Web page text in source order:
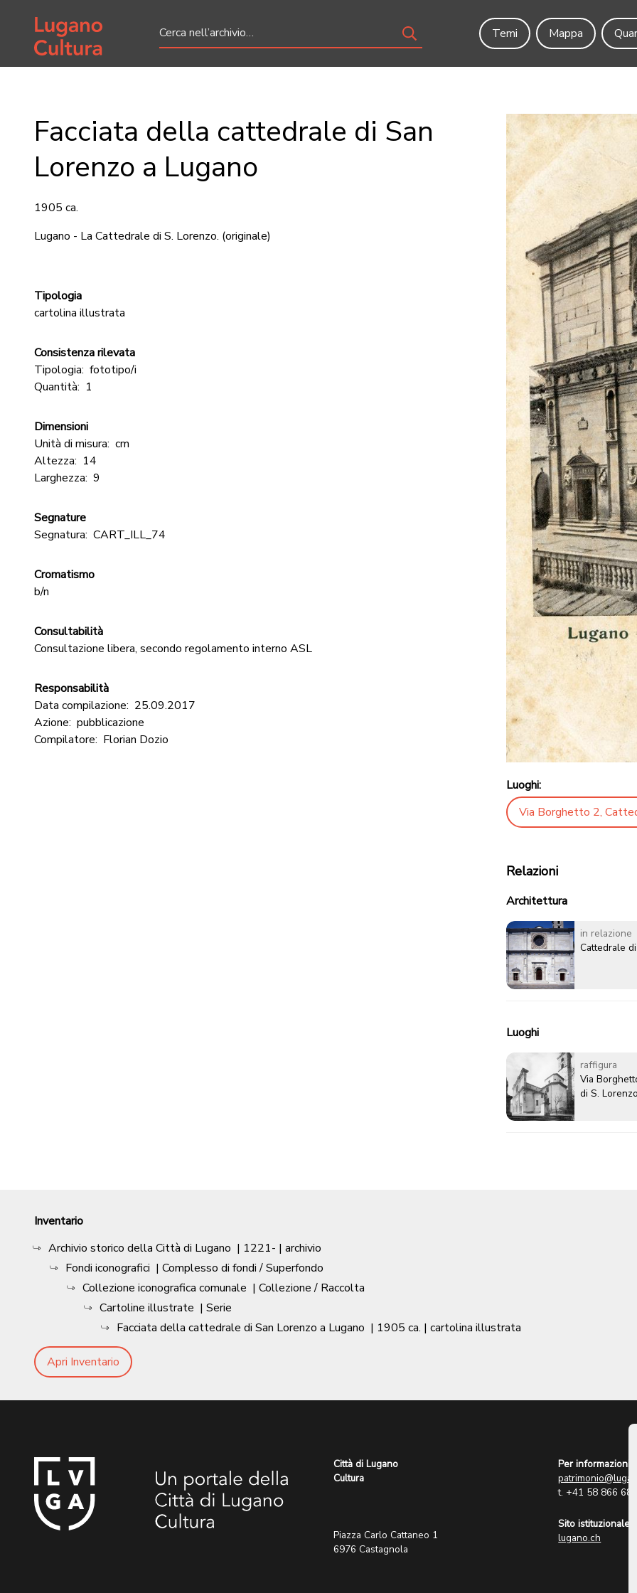
Home page
Temi
Mappa
Facciata della cattedrale di San
Lorenzo a Lugano
1905 ca.
Lugano - La Cattedrale di S. Lorenzo. (originale)
Tipologia
cartolina illustrata
Consistenza rilevata
Tipologia: fototipo/i
Quantità: 1
Dimensioni
Unità di misura: cm
Altezza: 14
Larghezza: 9
Segnature
Segnatura: CART_ILL_74
Cromatismo
b/n
Consultabilità
Consultazione libera, secondo regolamento interno ASL
Responsabilità
Data compilazione: 25.09.2017
Azione: pubblicazione
Compilatore: Florian Dozio
Luoghi:
Via Borghetto 2,
Relazioni
Architettura
in relazione
Cattedrale
Luoghi
raffigura
Via
di S. Lorenzo
Inventario
Archivio storico della Città di Lugano | 1221- | archivio
Fondi iconografici | Complesso di fondi / Superfondo
Collezione iconografica comunale | Collezione / Raccolta
Cartoline illustrate | Serie
Facciata della cattedrale di San Lorenzo a Lugano | 1905 ca. | cartolina illustrata
Apri Inventario
Città di Lugano
Cultura
Piazza Carlo Cattaneo 1
6976 Castagnola
Per informazioni:
t. +41 58 866 68
Sito istituzionale:
lugano.ch